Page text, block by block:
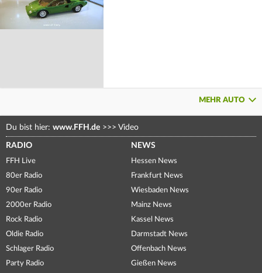
MEHR AUTO
Du bist hier: www.FFH.de >>> Video
RADIO
FFH Live
80er Radio
90er Radio
2000er Radio
Rock Radio
Oldie Radio
Schlager Radio
Party Radio
NEWS
Hessen News
Frankfurt News
Wiesbaden News
Mainz News
Kassel News
Darmstadt News
Offenbach News
Gießen News